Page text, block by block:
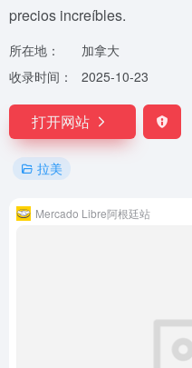
precios increíbles.
所在地：
加拿大
收录时间：
2025-10-23
打开网站
拉美
Mercado Libre阿根廷站